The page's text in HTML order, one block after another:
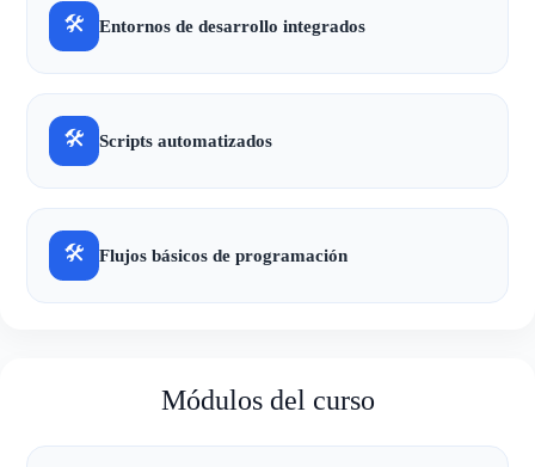
🛠 Entornos de desarrollo integrados
🛠 Scripts automatizados
🛠 Flujos básicos de programación
Módulos del curso